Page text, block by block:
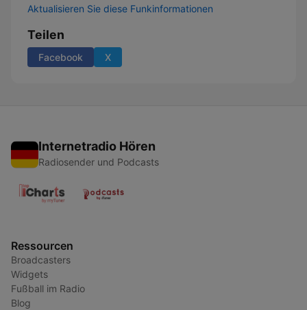
Aktualisieren Sie diese Funkinformationen
Teilen
Facebook X
Internetradio Hören
Radiosender und Podcasts
Ressourcen
Broadcasters
Widgets
Fußball im Radio
Blog